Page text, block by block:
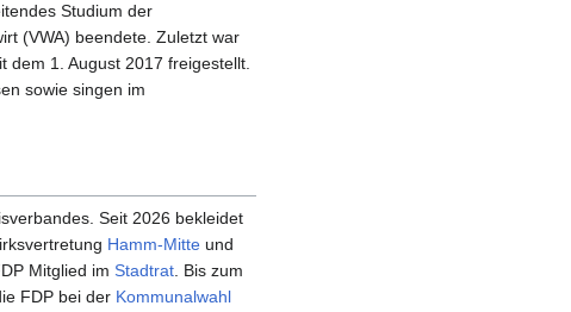
Studium der
(VWA) beendete. Zuletzt war
dem 1. August 2017 freigestellt.
sowie singen im
Seit 2026 bekleidet
Hamm-Mitte und
Mitglied im Stadtrat . Bis zum
FDP bei der Kommunalwahl